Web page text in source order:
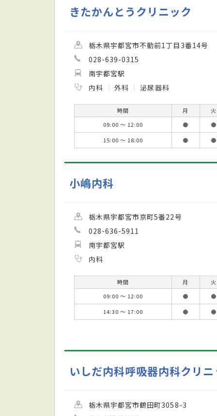
きたかんとうクリニック
栃木県宇都宮市不動前1丁目3番14号
028-639-0315
南宇都宮駅
内科
外科 泌尿器科
時間 月 火
09:00 ～ 12:00
● ●
15:00 ～ 18:00
● ●
小嶋内科
栃木県宇都宮市京町5番22号
028-636-5911
南宇都宮駅
内科
時間 月 火
09:00 ～ 12:00
● ●
14:30 ～ 17:00
● ●
いしだ内科呼吸器内科クリニ
栃木県宇都宮市鶴田町3058-3